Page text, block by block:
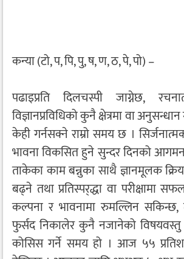
कन्या (टो, प, पि, पु, ष, ण, ठ, पे, पो) –
पढाइप्रति दिलचस्पी जाग्नेछ,
विज्ञानप्रविधिको कुनै क्षेत्रमा वा
केही गर्नसक्ने राम्रो समय छ ।
भावना विकसित हुने सुन्दर दिनको
ताकेका काम बन्नुका साथै ज्ञानमूलक
बढ्ने तथा प्रतिस्पर्‌द्धा वा परीक्षामा
कल्पना र भावनामा रुमल्लिन
फुर्सद निकालेर कुनै नजानेको विषयवस्तु
कोसिस गर्ने समय हो । आज ५५